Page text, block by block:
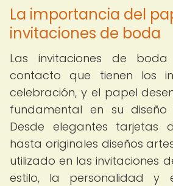
La importancia del
invitaciones de boda
Las invitaciones de
contacto que tienen los
celebración, y el papel
fundamental en su diseño
Desde elegantes tarjetas
hasta originales diseños
utilizado en las invitaciones
estilo, la personalidad